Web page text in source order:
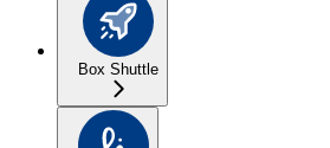
Box Shuttle